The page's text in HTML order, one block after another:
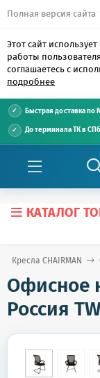
Полная версия сайта
Этот сайт
работы
соглашаетесь с
подробнее
Быстрая доставка по
До терминала ТК в
КАТАЛОГ
Кресла CHAIRMAN
Офисное
Россия